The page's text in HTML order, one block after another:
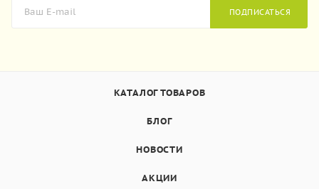
ПОДПИСАТЬСЯ
КАТАЛОГ ТОВАРОВ
БЛОГ
НОВОСТИ
АКЦИИ